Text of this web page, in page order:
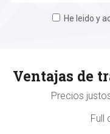
He leido y
Ventajas de
Precios
Full